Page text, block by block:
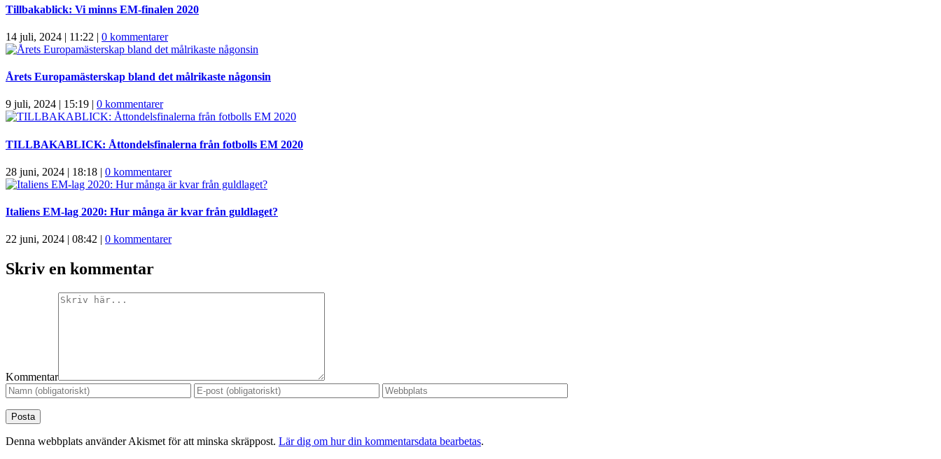
Tillbakablick: Vi minns EM-finalen 2020
14 juli, 2024 | 11:22 | 0 kommentarer
Årets Europamästerskap bland det målrikaste någonsin
9 juli, 2024 | 15:19 | 0 kommentarer
TILLBAKABLICK: Åttondelsfinalerna från fotbolls EM 2020
28 juni, 2024 | 18:18 | 0 kommentarer
Italiens EM-lag 2020: Hur många är kvar från guldlaget?
22 juni, 2024 | 08:42 | 0 kommentarer
Skriv en kommentar
Kommentar
Denna webbplats använder Akismet för att minska skräppost. Lär dig om hur din kommentarsdata bearbetas.